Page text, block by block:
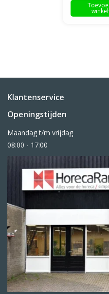
Klantenservice
Openingstijden
Maandag t/m vrijdag
08:00 - 17:00